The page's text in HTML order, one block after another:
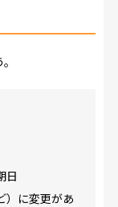
日
）に変更があ